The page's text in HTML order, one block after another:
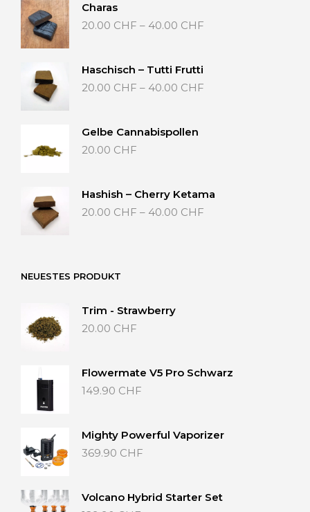
Charas
20.00 CHF – 40.00 CHF
Haschisch – Tutti Frutti
20.00 CHF – 40.00 CHF
Gelbe Cannabispollen
20.00 CHF
Hashish – Cherry Ketama
20.00 CHF – 40.00 CHF
NEUESTES PRODUKT
Trim - Strawberry
20.00 CHF
Flowermate V5 Pro Schwarz
149.90 CHF
Mighty Powerful Vaporizer
369.90 CHF
Volcano Hybrid Starter Set